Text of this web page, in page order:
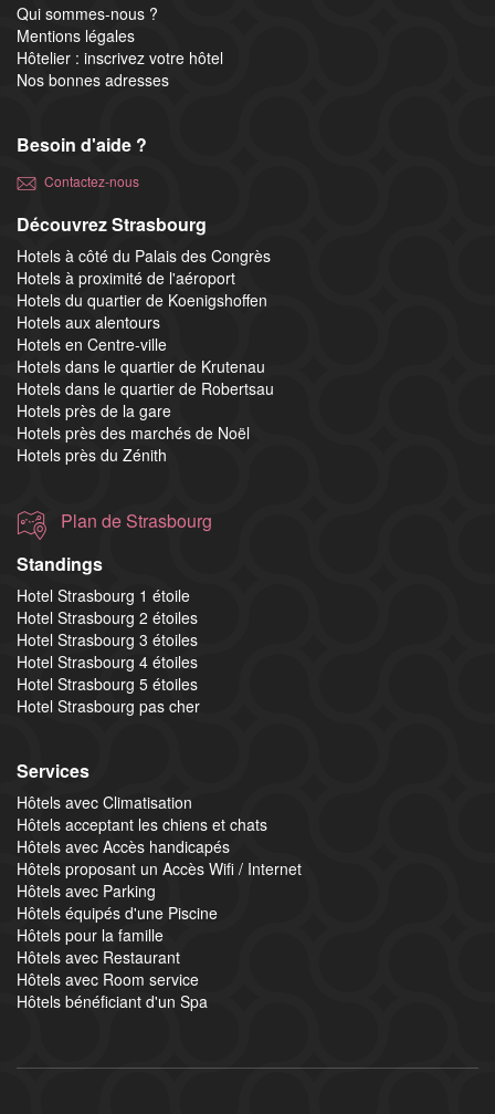
Qui sommes-nous ?
Mentions légales
Hôtelier : inscrivez votre hôtel
Nos bonnes adresses
Besoin d'aide ?
Contactez-nous
Découvrez Strasbourg
Hotels à côté du Palais des Congrès
Hotels à proximité de l'aéroport
Hotels du quartier de Koenigshoffen
Hotels aux alentours
Hotels en Centre-ville
Hotels dans le quartier de Krutenau
Hotels dans le quartier de Robertsau
Hotels près de la gare
Hotels près des marchés de Noël
Hotels près du Zénith
Plan de Strasbourg
Standings
Hotel Strasbourg 1 étoile
Hotel Strasbourg 2 étoiles
Hotel Strasbourg 3 étoiles
Hotel Strasbourg 4 étoiles
Hotel Strasbourg 5 étoiles
Hotel Strasbourg pas cher
Services
Hôtels avec Climatisation
Hôtels acceptant les chiens et chats
Hôtels avec Accès handicapés
Hôtels proposant un Accès Wifi / Internet
Hôtels avec Parking
Hôtels équipés d'une Piscine
Hôtels pour la famille
Hôtels avec Restaurant
Hôtels avec Room service
Hôtels bénéficiant d'un Spa